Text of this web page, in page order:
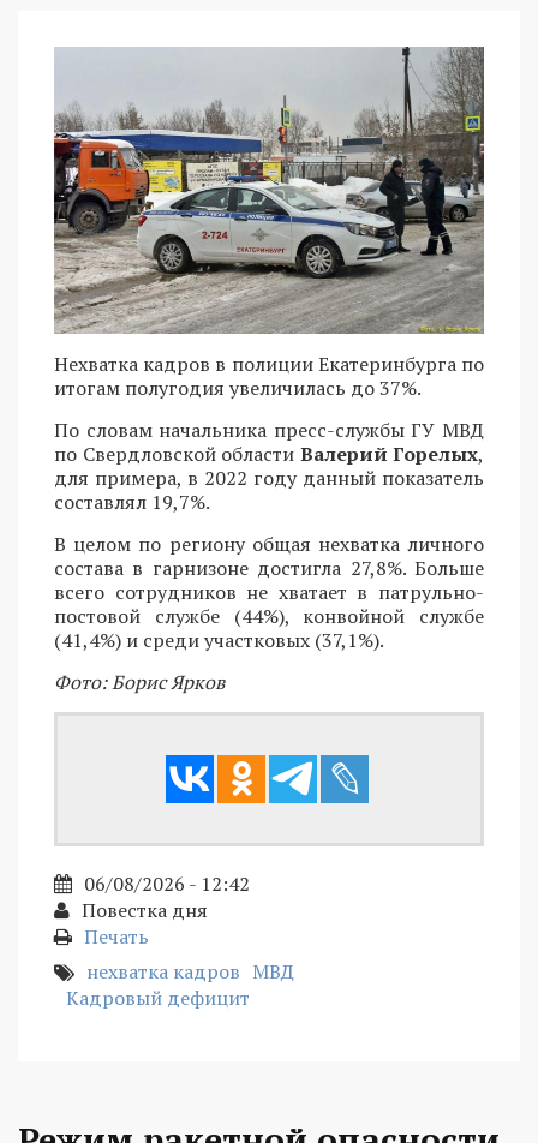
Нехватка кадров в полиции Екатеринбурга по
итогам полугодия увеличилась до 37%.
По словам начальника пресс-службы ГУ МВД
по Свердловской области Валерий Горелых,
для примера, в 2022 году данный показатель
составлял 19,7%.
В целом по региону общая нехватка личного
состава в гарнизоне достигла 27,8%. Больше
всего сотрудников не хватает в патрульно-
постовой службе (44%), конвойной службе
(41,4%) и среди участковых (37,1%).
Фото: Борис Ярков
06/08/2026 - 12:42
Повестка дня
Печать
нехватка кадров МВД
Кадровый дефицит